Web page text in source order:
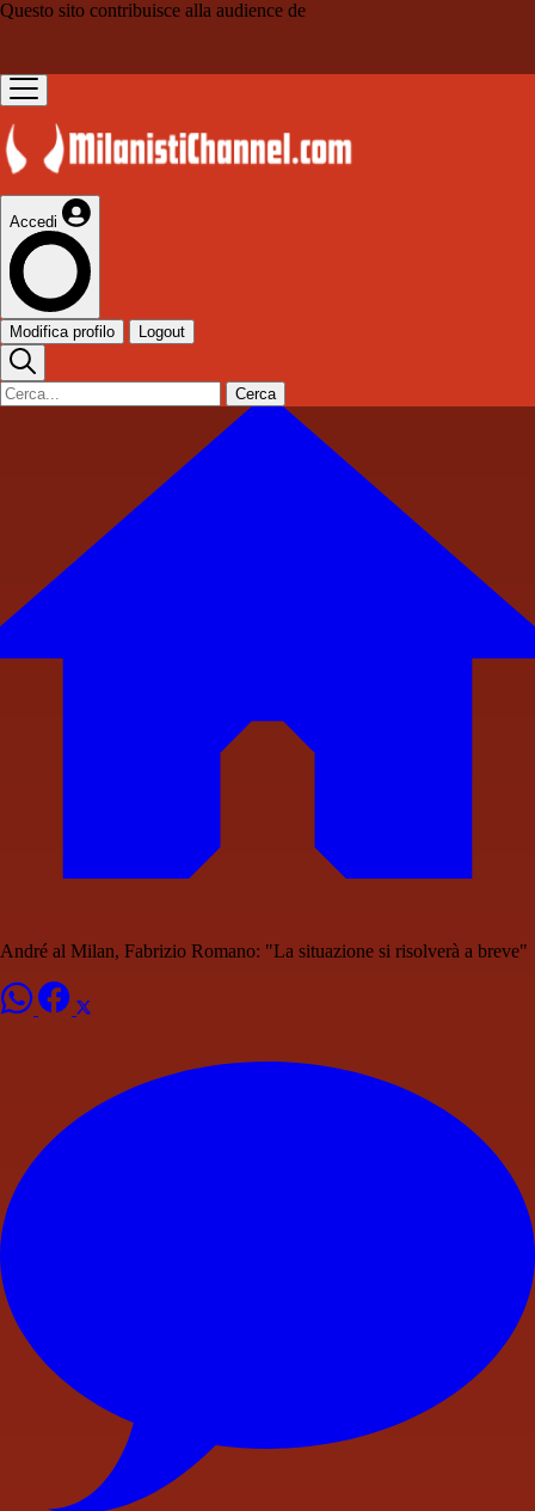
Questo sito contribuisce alla audience de
Accedi
Modifica profilo Logout
Cerca
André al Milan, Fabrizio Romano: "La situazione si risolverà a breve"